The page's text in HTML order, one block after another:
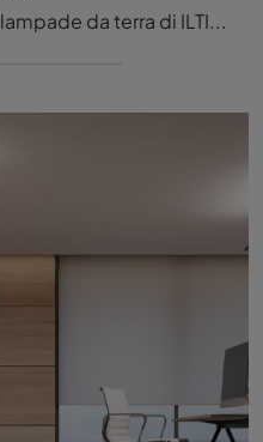
Clicca e scopri di più sulle lampade da terra di ILTI luce: il modello Poppy in metallo ti sta aspettando!